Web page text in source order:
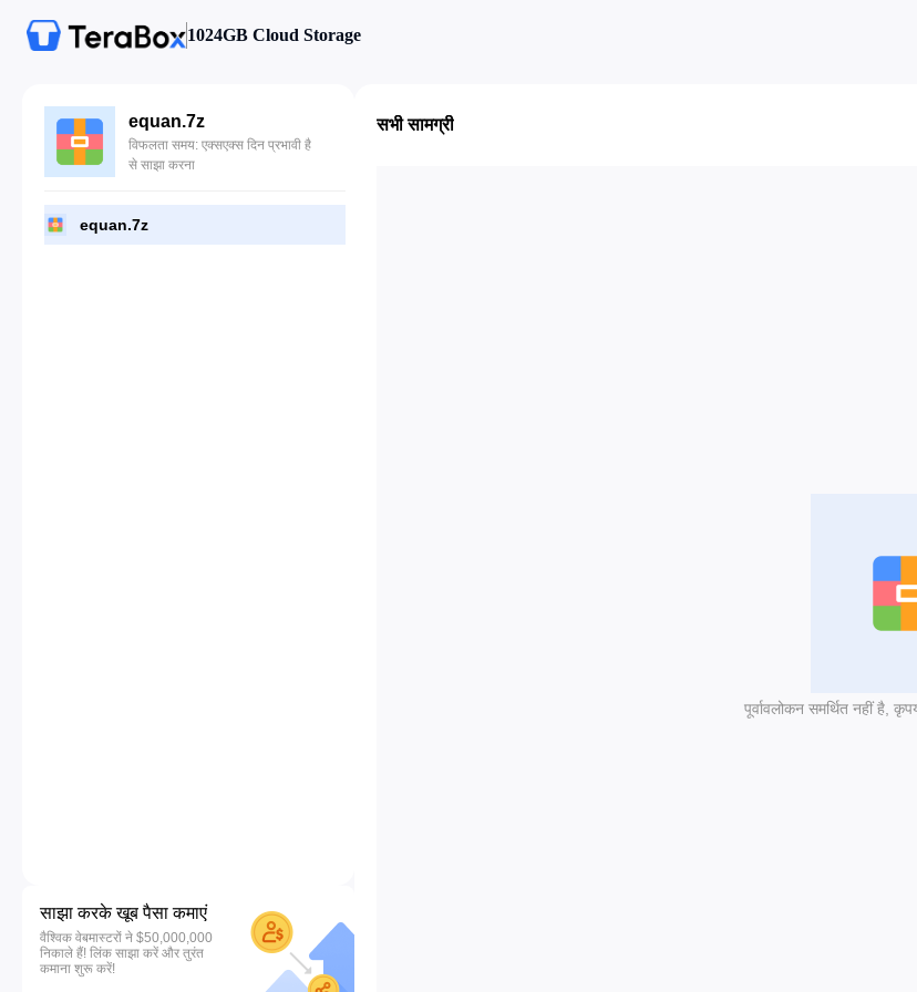
1024GB Cloud Storage
equan.7z
विफलता समय: एक्सएक्स दिन प्रभावी है
से साझा करना
equan.7z
साझा करके खूब पैसा कमाएं
वैश्विक वेबमास्टरों ने $50,000,000
निकाले हैं! लिंक साझा करें और तुरंत
कमाना शुरू करें!
सभी सामग्री
पूर्वावलोकन समर्थित नहीं है,